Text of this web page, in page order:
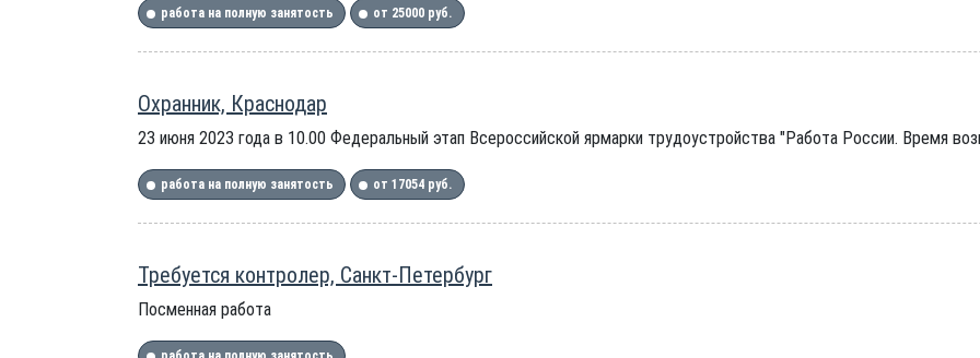
работа на полную занятость от 25000 руб.
Охранник, Краснодар
23 июня 2023 года в 10.00 Федеральный этап Всероссийской ярмарки трудоустройства "Работа России. Время
работа на полную занятость от 17054 руб.
Требуется контролер, Санкт-Петербург
Посменная работа